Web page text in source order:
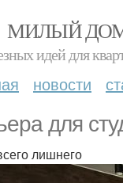
МИЛЫЙ
идей для
новости
для
лишнего